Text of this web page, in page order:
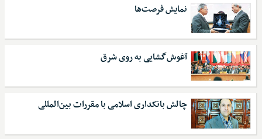
نمایش فرصت‌ها
آغوش‌گشایی به روی شرق
چالش بانکداری اسلامی با مقررات بین‌المللی